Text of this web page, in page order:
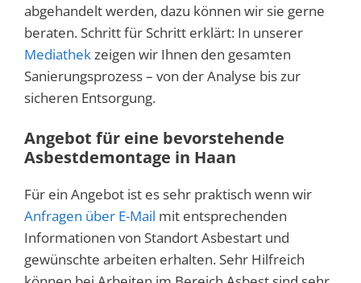
abgehandelt werden, dazu können wir sie gerne
beraten. Schritt für Schritt erklärt: In unserer
Mediathekzeigen wir Ihnen den gesamten
Sanierungsprozess – von der Analyse bis zur
sicheren Entsorgung.
Angebot für eine bevorstehende
Asbestdemontage in Haan
Für ein Angebot ist es sehr praktisch wenn wir
Anfragen über E-Mail mit entsprechenden
Informationen von Standort Asbestart und
gewünschte arbeiten erhalten. Sehr Hilfreich